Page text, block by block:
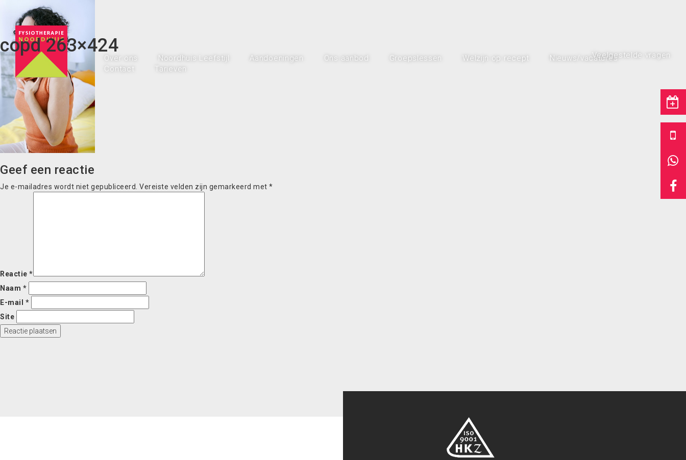
Over ons Noordhuis Leefstijl Aandoeningen Ons aanbod Groepslessen Welzijn op recept
Nieuws/vacatures
Contact
Tarieven
Veelgestelde vragen
copd 263×424
Geef een reactie
Je e-mailadres wordt niet gepubliceerd. Vereiste velden zijn gemarkeerd met *
Reactie *
Naam *
E-mail *
Site